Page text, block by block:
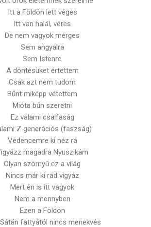
Itt a Földön lett véges
Itt van halál, véres
De nem vagyok mérges
Sem angyalra
Sem Istenre
A döntésüket értettem
Csak azt nem tudom
Bűnt miképp vétettem
Mióta bűn szeretni
Ez valami csalfaság
Z generációs (faszság)
Védencemre ki néz rá
magadra Nyuszikám
Olyan szörnyű ez a világ
Nincs már ki rád vigyáz
Mert én is itt vagyok
Nem a mennyben
Ezen a Földön
fattyától nincs menekvés